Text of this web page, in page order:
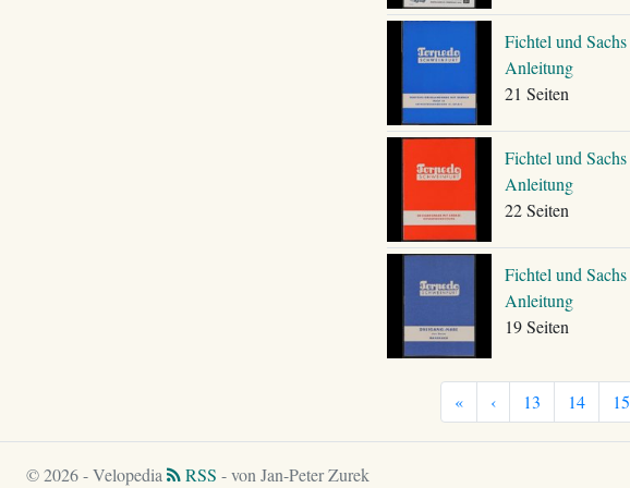
Fichtel und Sachs
Anleitung
21 Seiten
Fichtel und Sachs
Anleitung
22 Seiten
Fichtel und Sachs
Anleitung
19 Seiten
« ‹ 13 14 15
© 2026 - Velopedia RSS - von Jan-Peter Zurek